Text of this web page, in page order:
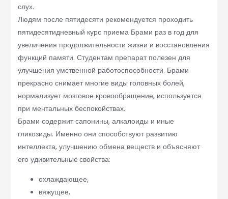
слух.
Людям после пятидесяти рекомендуется проходить
пятидесятидневный курс приема Брами раз в год для
увеличения продолжительности жизни и восстановления
функций памяти. Студентам препарат полезен для
улучшения умственной работоспособности. Брами
прекрасно снимает многие виды головных болей,
нормализует мозговое кровообращение, используется
при ментальных беспокойствах.
Брами содержит сапонины, алкалоиды и иные
гликозиды. Именно они способствуют развитию
интеллекта, улучшению обмена веществ и объясняют
его удивительные свойства:
охлаждающее,
вяжущее,